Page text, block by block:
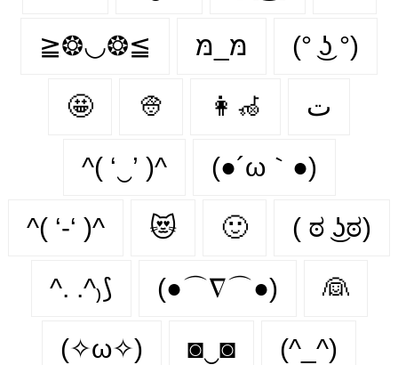
≧❂◡❂≦ מּ_מּ (° ͜ʖ °)
🤩 👳 👩‍🦽‍ ت
^( ‘‿’ )^ (●´ω｀●)
^( ‘-‘ )^ 😻 🙂‍ ( ಠ ͜ʖಠ)
^. .^₎⟆ (●⌒∇⌒●) 👰‍
(✧ω✧) ◙‿◙ (^_^)